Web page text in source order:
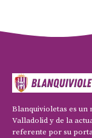
Blanquivioletas es un
Valladolid y de la
referente por su